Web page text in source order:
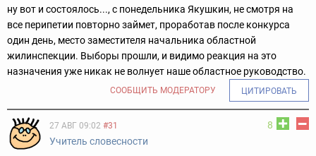
ну вот и состоялось..., с понедельника Якушкин, не смотря на
все перипетии повторно займет, проработав после конкурса
один день, место заместителя начальника областной
жилинспекции. Выборы прошли, и видимо реакция на это
назначения уже никак не волнует наше областное руководство.
СООБЩИТЬ МОДЕРАТОРУ ЦИТИРОВАТЬ
8
27 АВГ 09:02 #31
Учитель словесности